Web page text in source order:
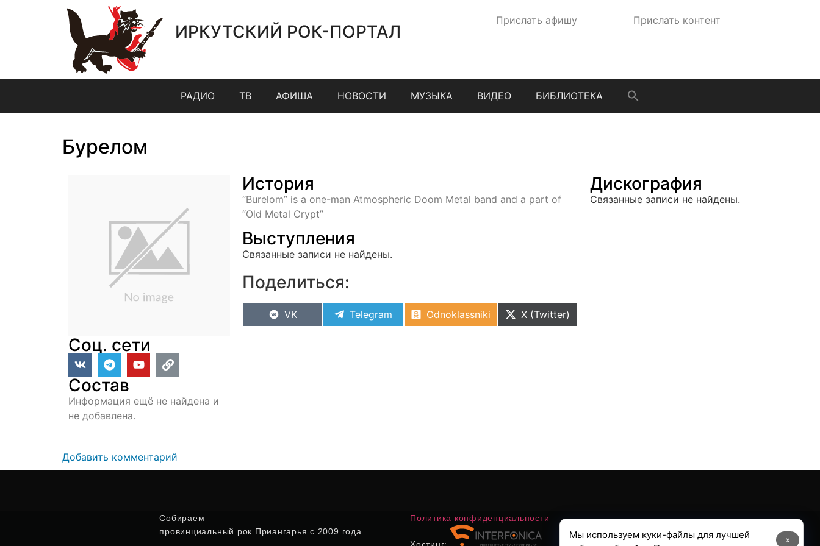
ИРКУТСКИЙ РОК-ПОРТАЛ
Прислать афишу Прислать контент
РАДИО ТВ АФИША НОВОСТИ МУЗЫКА ВИДЕО БИБЛИОТЕКА
Бурелом
Соц. сети
Состав
Информация ещё не найдена и
не добавлена.
История
“Burelom” is a one-man Atmospheric Doom Metal band and a part of
“Old Metal Crypt”
Выступления
Связанные записи не найдены.
Поделиться:
VK Telegram Odnoklassniki X (Twitter)
Дискография
Связанные записи не найдены.
Добавить комментарий
Собираем
провинциальный рок Приангарья с 2009 года.
Политика конфиденциальности
x
Мы используем куки-файлы для лучшей